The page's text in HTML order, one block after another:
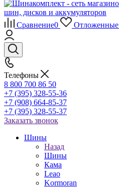
Сравнение0 Отложенные
Телефоны
8 800 700 86 50
+7 (395) 328-55-36
+7 (908) 664-85-37
+7 (395) 328-55-37
Заказать звонок
Шины
Назад
Шины
Кама
Leao
Kormoran